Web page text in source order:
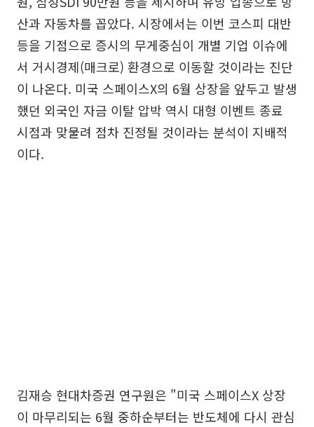
산과 자동차를 꼽았다. 시장에서는 이번 코스피 대반
등을 기점으로 증시의 무게중심이 개별 기업 이슈에
서 거시경제(매크로) 환경으로 이동할 것이라는 진단
이 나온다. 미국 스페이스X의 6월 상장을 앞두고 발생
했던 외국인 자금 이탈 압박 역시 대형 이벤트 종료
시점과 맞물려 점차 진정될 것이라는 분석이 지배적
이다.
김재승 현대차증권 연구원은 "미국 스페이스X 상장
이 마무리되는 6월 중하순부터는 반도체에 다시 관심